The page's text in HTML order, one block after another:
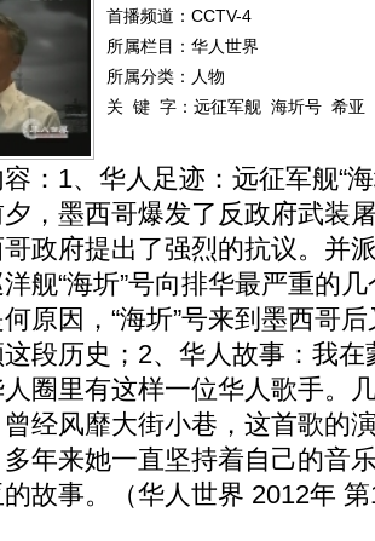
首播频道： CCTV-4
所属栏目： 华人世界
所属分类：人物
关 键 字： 远征军舰 海圻号 希亚
：1、华人足迹：远征军舰“
，墨西哥爆发了反政府武装
政府提出了强烈的抗议。并
舰“海圻”号向排华最严重的
原因，“海圻”号来到墨西哥
段历史；2、华人故事：我
圈里有这样一位华人歌手。
经风靡大街小巷，这首歌的
年来她一直坚持着自己的音
故事。（华人世界 2012年